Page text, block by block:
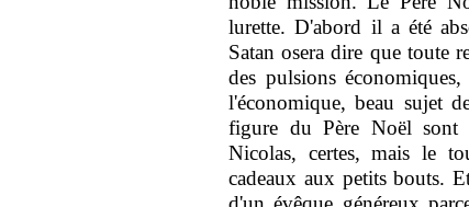
lurette. D'abord il a été
Satan osera dire que toute
des pulsions
l'économique, beau sujet
figure du Père Noël sont
Nicolas, certes, mais le
cadeaux aux petits bouts.